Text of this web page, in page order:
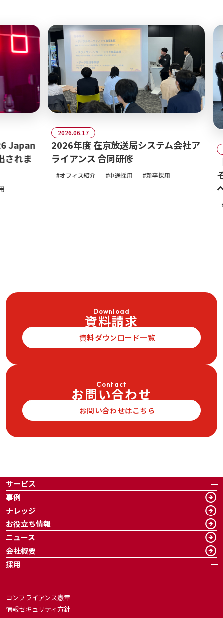
ま
2026.06.17
2026年度 在京放送局システム会社ア
ライアンス 合同研修
オフィス紹介 中途採用 新卒採用
【
そテ
オフ
Download
資料請求
資料ダウンロード一覧
Contact
お問い合わせ
お問い合わせはこちら
サービス
事例
ナレッジ
お役立ち情報
ニュース
会社概要
採用
コンプライアンス憲章
情報セキュリティ方針